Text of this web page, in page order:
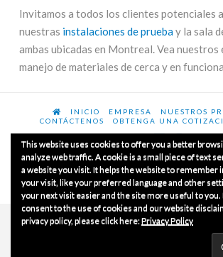
Invitamos a todos los clientes potenciales
nuestras instalaciones de pruebay la sala
ambas ubicadas en Montreal. Vea nuestros
manejo de materiales de cerca y en
INICIO EMPRESA
NUESTROS
CONTÁCTENOS
OBTENGA UNA
© Copyrights 2020Luxme International
derechos reservados.
This website uses cookies to offer you a better
analyze web traffic. A cookie is a small piece of text
a website you visit. It helps the website to remember
your visit, like your preferred language and other
your next visit easier and the site more useful to you.
consent to the use of cookies and our website
privacy policy, please click here:Privacy Policy